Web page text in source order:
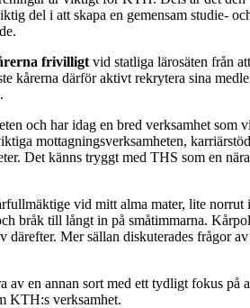
del i att skapa en gemensam studie-
frivilligt vid statliga lärosäten från
kårerna därför aktivt rekrytera sina
och har idag en bred verksamhet som
mottagningsverksamheten,
Det känns tryggt med THS som en
vid mitt alma mater, lite norrut
bråk till långt in på småtimmarna.
Mer sällan diskuterades frågor
av en annan sort med ett tydligt fokus på
KTH:s verksamhet.